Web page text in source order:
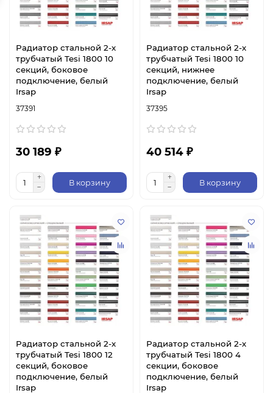
Радиатор стальной 2-х
трубчатый Tesi 1800 10
секций, боковое
подключение, белый
Irsap
37391
30 189 ₽
В корзину
Радиатор стальной 2-х
трубчатый Tesi 1800 10
секций, нижнее
подключение, белый
Irsap
37395
40 514 ₽
В корзину
Радиатор стальной 2-х
трубчатый Tesi 1800 12
секций, боковое
подключение, белый
Irsap
Радиатор стальной 2-х
трубчатый Tesi 1800 4
секции, боковое
подключение, белый
Irsap